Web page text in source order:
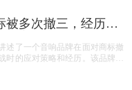
被多次撤三，经历答
述了一个音响品牌在面对商标撤
时的应对策略和经历。该品牌遭